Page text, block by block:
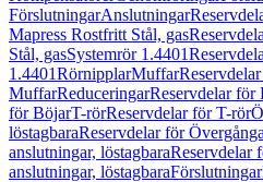
FörslutningarAnslutningar
Mapress Rostfritt Stål, gas
Stål, gasSystemrör 1.4401
1.4401RörnipplarMuffar
MuffarReduceringarReservdelar för
för BöjarT-rörReservdelar för T-rör
löstagbaraReservdelar för
anslutningar, löstagbaraReservdelar
anslutningar, löstagbaraFörslutningar